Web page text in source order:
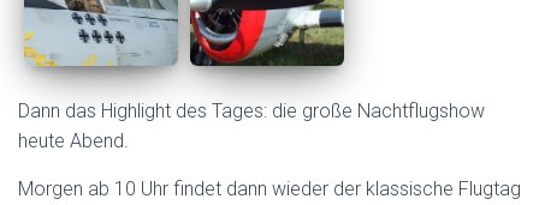
Dann das Highlight des Tages: die große Nachtflugshow
heute Abend.
Morgen ab 10 Uhr findet dann wieder der klassische Flugtag